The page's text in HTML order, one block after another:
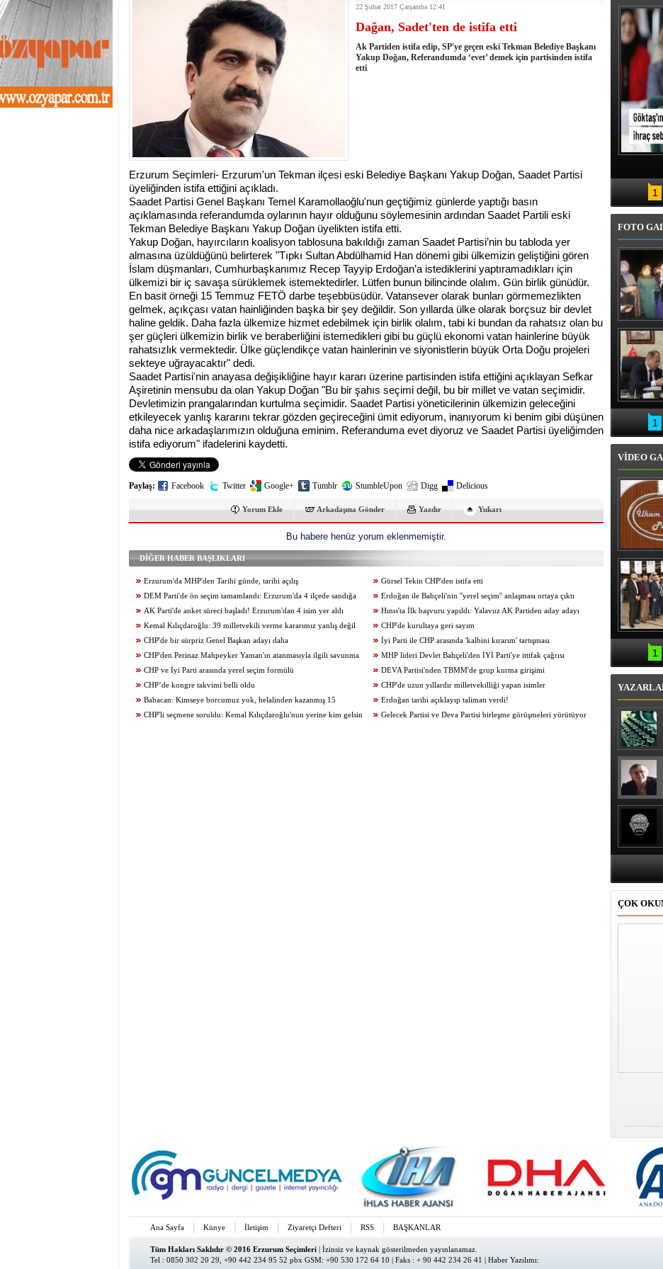
13:01- Sekmen oyunu kullandı
12:46- Erzurum 2019 Yerel Seçim Seçim Sonuçları
- Canan Uçar projelerini açıkladı
11:27- Uçar: Çılgın projem şehri Mehmet Sekmen'den kurtarmak!
11:02
- AK Parti'de sıra belediye meclis üyesi adaylarında
10:54- CHP'nin İstanbul'da 11 ilçe adayı daha belli oldu
10:20- CHP'nin Ümraniye adayı Aykut Erdoğdu oldu
10:13 - Gürsel Tekin CHP'den istifa etti
13:42- DEM Parti'de ön seçim tamamlandı: Erzurum'da 4 ilçede sandığa gidildi
22 Şubat 2017 Çarşamba 12:41
Dağan, Sadet'ten de istifa etti
Ak Partiden istifa edip, SP'ye geçen eski Tekman Belediye Başkanı
Yakup Doğan, Referandumda ‘evet’ demek için partisinden istifa
etti
Erzurum Seçimleri- Erzurum'un Tekman ilçesi eski Belediye Başkanı Yakup Doğan, Saadet Partisi
üyeliğinden istifa ettiğini açıkladı.
Saadet Partisi Genel Başkanı Temel Karamollaoğlu'nun geçtiğimiz günlerde yaptığı basın
açıklamasında referandumda oylarının hayır olduğunu söylemesinin ardından Saadet Partili eski
Tekman Belediye Başkanı Yakup Doğan üyelikten istifa etti.
Yakup Doğan, hayırcıların koalisyon tablosuna bakıldığı zaman Saadet Partisi’nin bu tabloda yer
almasına üzüldüğünü belirterek "Tıpkı Sultan Abdülhamid Han dönemi gibi ülkemizin geliştiğini gören
İslam düşmanları, Cumhurbaşkanımız Recep Tayyip Erdoğan’a istediklerini yaptıramadıkları için
ülkemizi bir iç savaşa sürüklemek istemektedirler. Lütfen bunun bilincinde olalım. Gün birlik günüdür.
En basit örneği 15 Temmuz FETÖ darbe teşebbüsüdür. Vatansever olarak bunları görmemezlikten
gelmek, açıkçası vatan hainliğinden başka bir şey değildir. Son yıllarda ülke olarak borçsuz bir devlet
haline geldik. Daha fazla ülkemize hizmet edebilmek için birlik olalım, tabi ki bundan da rahatsız olan bu
şer güçleri ülkemizin birlik ve beraberliğini istemedikleri gibi bu güçlü ekonomi vatan hainlerine büyük
rahatsızlık vermektedir. Ülke güçlendikçe vatan hainlerinin ve siyonistlerin büyük Orta Doğu projeleri
sekteye uğrayacaktır" dedi.
Saadet Partisi'nin anayasa değişikliğine hayır kararı üzerine partisinden istifa ettiğini açıklayan Sefkar
Aşiretinin mensubu da olan Yakup Doğan "Bu bir şahıs seçimi değil, bu bir millet ve vatan seçimidir.
Devletimizin prangalarından kurtulma seçimidir. Saadet Partisi yöneticilerinin ülkemizin geleceğini
etkileyecek yanlış kararını tekrar gözden geçireceğini ümit ediyorum, inanıyorum ki benim gibi düşünen
daha nice arkadaşlarımızın olduğuna eminim. Referanduma evet diyoruz ve Saadet Partisi üyeliğimden
istifa ediyorum" ifadelerini kaydetti.
Paylaş: Facebook Twitter Google+ Tumblr StumbleUpon Digg Delicious
Yorum Ekle Arkadaşına Gönder Yazdır Yukarı
Bu habere henüz yorum eklenmemiştir.
DİĞER HABER BAŞLIKLARI
Erzurum'da MHP'den Tarihi günde, tarihi açılış
Gürsel Tekin CHP'den istifa etti
DEM Parti'de ön seçim tamamlandı: Erzurum'da 4 ilçede sandığa
gidildi
Erdoğan ile Bahçeli'nin ''yerel seçim'' anlaşması ortaya çıktı
AK Parti'de anket süreci başladı! Erzurum'dan 4 isim yer aldı
Hınıs'ta İlk başvuru yapıldı: Yalavuz AK Partiden aday adayı
Kemal Kılıçdaroğlu: 39 milletvekili verme kararımız yanlış değil
CHP'de kurultaya geri sayım
CHP'de bir sürpriz Genel Başkan adayı daha
İyi Parti ile CHP arasında 'kalbini kırarım' tartışması
CHP'den Perinaz Mahpeyker Yaman'ın atanmasıyla ilgili savunma
MHP lideri Devlet Bahçeli'den İYİ Parti'ye ittifak çağrısı
CHP ve İyi Parti arasında yerel seçim formülü
DEVA Partisi'nden TBMM'de grup kurma girişimi
CHP’de kongre takvimi belli oldu
CHP'de uzun yıllardır milletvekilliği yapan isimler
Babacan: Kimseye borcumuz yok, helalinden kazanmış 15
vekilimiz var
Erdoğan tarihi açıklayıp talimatı verdi!
CHP'li seçmene soruldu: Kemal Kılıçdaroğlu'nun yerine kim gelsin
Gelecek Partisi ve Deva Partisi birleşme görüşmeleri yürütüyor
1
FOTO
Hınıslı
1
VİDEO
İlham
Bilal
1
ÇOK
Ana Sayfa Künye İletişim Ziyaretçi Defteri RSS BAŞKANLAR
Tüm Hakları Saklıdır © 2016 Erzurum Seçimleri | İzinsiz ve kaynak gösterilmeden yayınlanamaz.
Tel : 0850 302 20 29, +90 442 234 95 52 pbx GSM: +90 530 172 64 10 | Faks : + 90 442 234 26 41 | Haber Yazılımı: